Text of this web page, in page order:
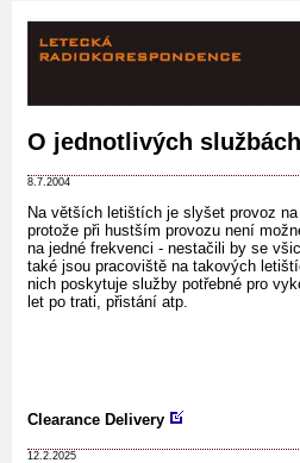
O jednotlivých službách
8.7.2004
Na větších letištích je slyšet provoz
protože při hustším provozu není
na jedné frekvenci - nestačili by se
také jsou pracoviště na takových
nich poskytuje služby potřebné pro
let po trati, přistání atp.
Clearance Delivery
12.2.2025